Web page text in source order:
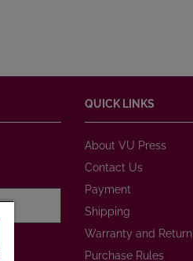
QUICK LINKS
About VU Press
Contact Us
Payment
Shipping
Warranty and Return
Purchase Rules